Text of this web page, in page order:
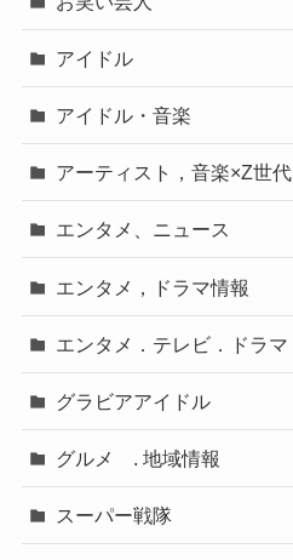
アイドル
アイドル・音楽
アーティスト，音楽×Z世代
エンタメ、ニュース
エンタメ，ドラマ情報
エンタメ．テレビ．ドラマ
グラビアアイドル
グルメ . 地域情報
スーパー戦隊